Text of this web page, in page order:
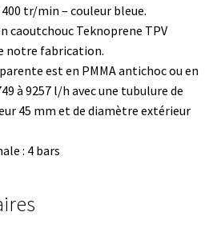
de liquides
(gants, masque,…)
400 tr/min – couleur bleue.
caoutchouc Teknoprene TPV
notre fabrication.
est en PMMA antichoc ou en
à 9257 l/h avec une tubulure de
45 mm et de diamètre extérieur
: 4 bars